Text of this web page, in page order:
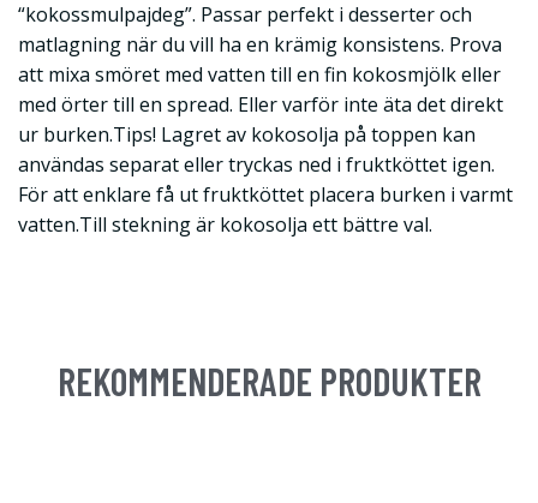
“kokossmulpajdeg”. Passar perfekt i desserter och
matlagning när du vill ha en krämig konsistens. Prova
att mixa smöret med vatten till en fin kokosmjölk eller
med örter till en spread. Eller varför inte äta det direkt
ur burken.Tips! Lagret av kokosolja på toppen kan
användas separat eller tryckas ned i fruktköttet igen.
För att enklare få ut fruktköttet placera burken i varmt
vatten.Till stekning är kokosolja ett bättre val.
REKOMMENDERADE PRODUKTER